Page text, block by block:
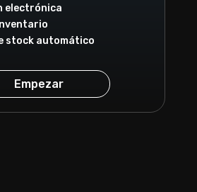
electrónica
stock automático
Empezar